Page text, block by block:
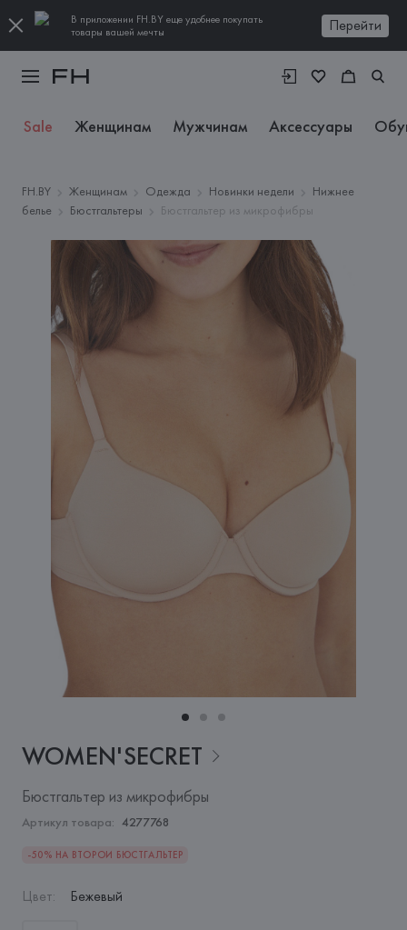
В приложении FH.BY еще удобнее покупать
товары вашей мечты
Перейти
Sale Женщинам Мужчинам Аксессуары
FH.BY Женщинам Одежда Новинки недели
Нижнее
белье
Бюстгальтеры Бюстгальтер из микрофибры
WOMEN'SECRET
Бюстгальтер из микрофибры
Артикул товара: 4277768
-50% НА ВТОРОЙ БЮСТГАЛЬТЕР
Цвет: Бежевый